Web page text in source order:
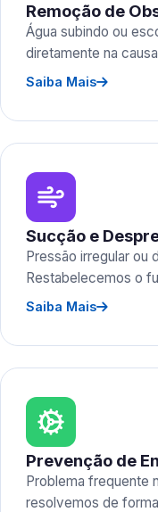
Remoção de
Água subindo ou
diretamente na
Saiba Mais
Sucção e
Pressão irregular ou
Restabelecemos o
Saiba Mais
Prevenção de
Problema frequente
resolvemos de